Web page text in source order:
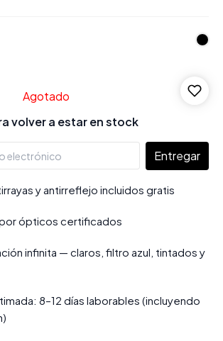
Agotado
volver a estar en stock
Entregar
y antirreflejo incluidos gratis
ópticos certificados
infinita — claros, filtro azul, tintados y
8–12 días laborables (incluyendo